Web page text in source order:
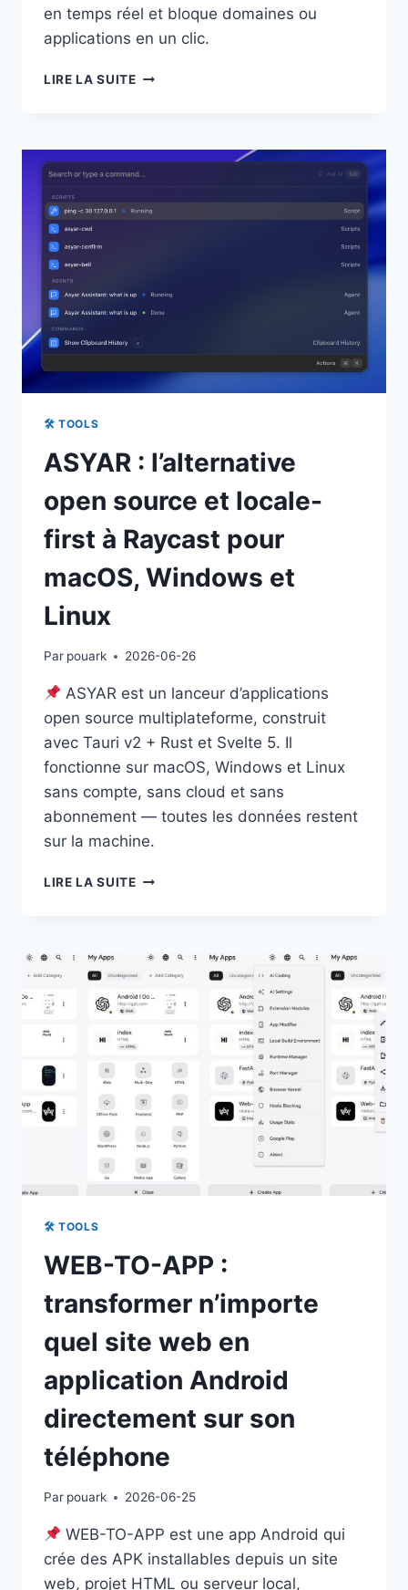
en temps réel et bloque domaines ou
applications en un clic.
LIRE LA SUITETINY
ET
CONTRÔLER
RÉSEAU
🛠 TOOLS
ASYAR : l’alternative
open source et locale-
first à Raycast pour
macOS, Windows et
Linux
Par pouark 2026-06-26
ASYAR est un lanceur d’applications
open source multiplateforme, construit
avec Tauri v2 + Rust et Svelte 5. Il
fonctionne sur macOS, Windows et Linux
sans compte, sans cloud et sans
abonnement — toutes les données restent
sur la machine.
LIRE LA SUITEASYAR
SOURCE
ET
LOCALE-
FIRST
RAYCAST
POUR
MACOS,
WINDOWS
ET
LINUX
🛠 TOOLS
WEB-TO-APP :
transformer n’importe
quel site web en
application Android
directement sur son
téléphone
Par pouark 2026-06-25
WEB-TO-APP est une app Android qui
crée des APK installables depuis un site
web, projet HTML ou serveur local,